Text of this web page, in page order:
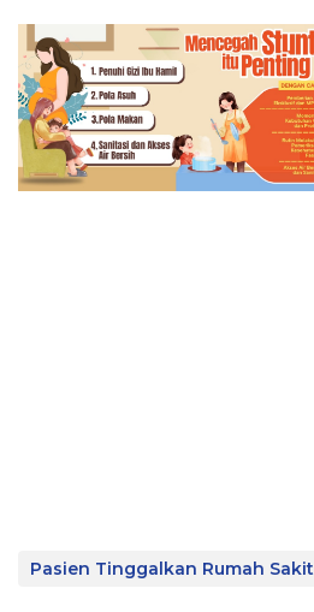
Pasien Tinggalkan Rumah Sakit